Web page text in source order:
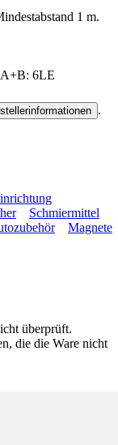
1 m.
A+B: 6LE
.
Schmiermittel
Magnete
überprüft.
die die Ware nicht